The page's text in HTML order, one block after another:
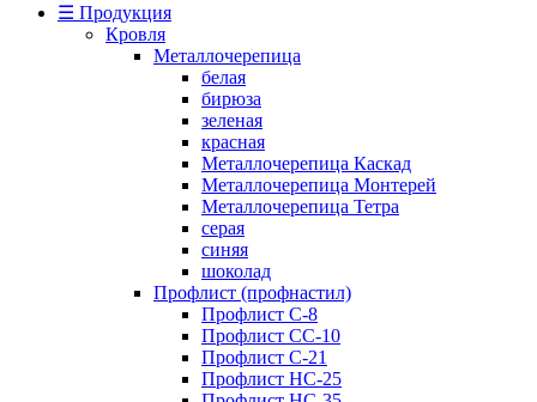
☰ Продукция
Кровля
Металлочерепица
белая
бирюза
зеленая
красная
Металлочерепица Каскад
Металлочерепица Монтерей
Металлочерепица Тетра
серая
синяя
шоколад
Профлист (профнастил)
Профлист С-8
Профлист СС-10
Профлист C-21
Профлист НС-25